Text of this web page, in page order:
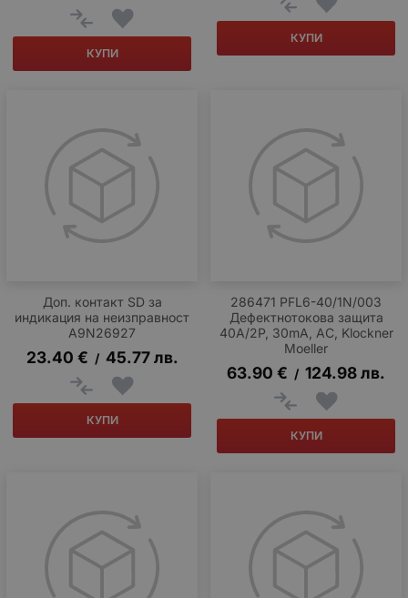
КУПИ
КУПИ
Доп. контакт SD за
индикация на неизправност
A9N26927
23.40 € / 45.77 лв.
КУПИ
286471 PFL6-40/1N/003
Дефектнотокова защита
40A/2P, 30mA, AC, Klockner
Moeller
63.90 € / 124.98лв.
КУПИ